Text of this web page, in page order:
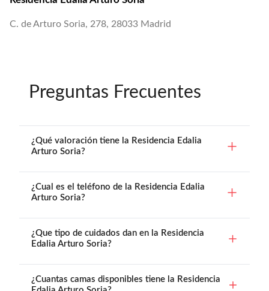
C. de Arturo Soria, 278, 28033 Madrid
Preguntas Frecuentes
¿Qué valoración tiene la Residencia Edalia
Arturo Soria?
¿Cual es el teléfono de la Residencia Edalia
Arturo Soria?
¿Que tipo de cuidados dan en la Residencia
Edalia Arturo Soria?
¿Cuantas camas disponibles tiene la Residencia